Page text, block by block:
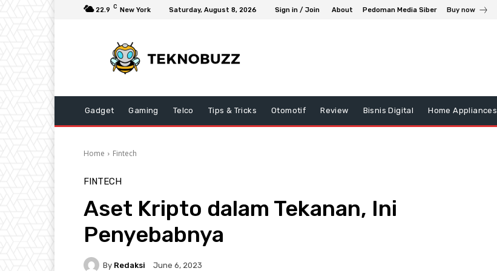
22.9 C New York Saturday, August 8, 2026 Sign in / Join About Pedoman Media Siber Buy now
Gadget Gaming Telco Tips & Tricks Otomotif Review Bisnis Digital Home Appliances
Home Fintech
FINTECH
Aset Kripto dalam Tekanan, Ini
Penyebabnya
By Redaksi June 6, 2023